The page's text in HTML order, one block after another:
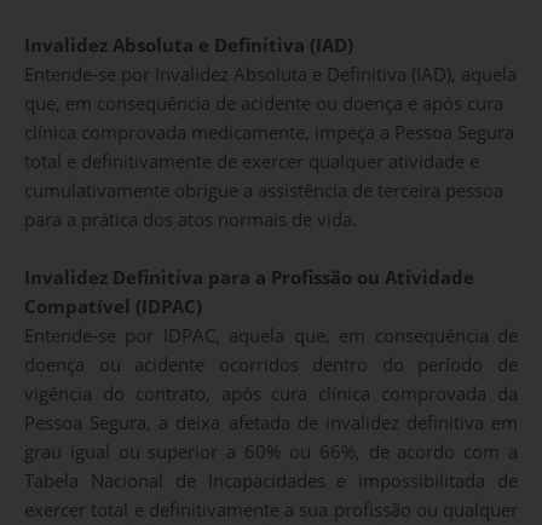
Invalidez Absoluta e Definitiva (IAD)
Entende-se por Invalidez Absoluta e Definitiva (IAD), aquela
que, em consequência de acidente ou doença e após cura
clínica comprovada medicamente, impeça a Pessoa Segura
total e definitivamente de exercer qualquer atividade e
cumulativamente obrigue a assistência de terceira pessoa
para a prática dos atos normais de vida.
Invalidez Definitiva para a Profissão ou Atividade
Compatível (IDPAC)
Entende-se por IDPAC, aquela que, em consequência de
doença ou acidente ocorridos dentro do período de
vigência do contrato, após cura clínica comprovada da
Pessoa Segura, a deixa afetada de invalidez definitiva em
grau igual ou superior a 60% ou 66%, de acordo com a
Tabela Nacional de Incapacidades e impossibilitada de
exercer total e definitivamente a sua profissão ou qualquer